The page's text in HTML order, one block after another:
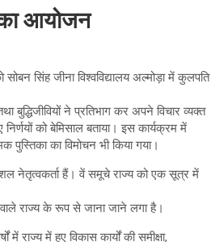
का आयोजन
सिंह जीना विश्वविद्यालय अल्मोड़ा में कुलपति
बुद्धिजीवियों ने प्रतिभाग कर अपने विचार व्यक्त
को बेमिसाल बताया। इस कार्यक्रम में
का विमोचन भी किया गया।
नेतृत्वकर्ता हैं। वें समूचे राज्य को एक सूत्र में
वाले राज्य के रूप से जाना जाने लगा है।
में राज्य में हुए विकास कार्यों की समीक्षा,